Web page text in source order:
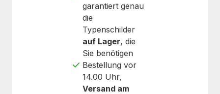
garantiert genau
die
Typenschilder
auf Lager, die
Sie benötigen
Bestellung vor
14.00 Uhr,
Versand am